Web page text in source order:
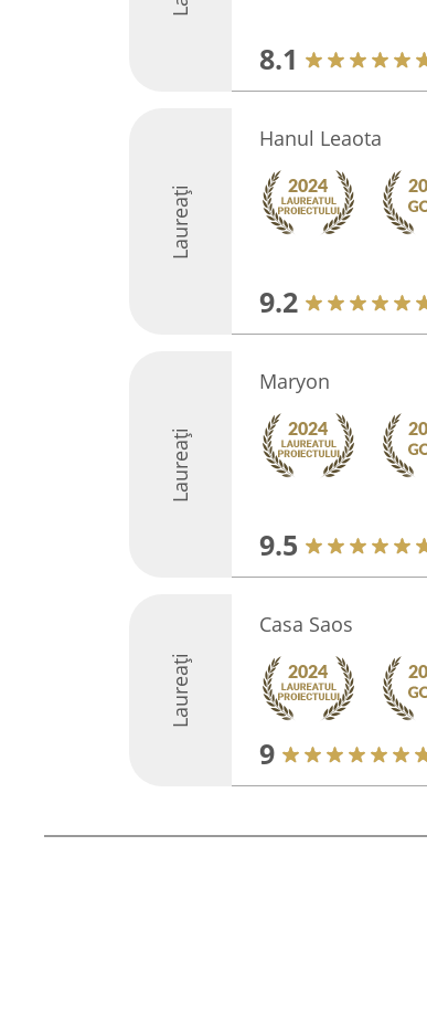
8.1
Laureați
Hanul Leaota
9.2
Laureați
Maryon
9.5
Laureați
Casa Saos
9